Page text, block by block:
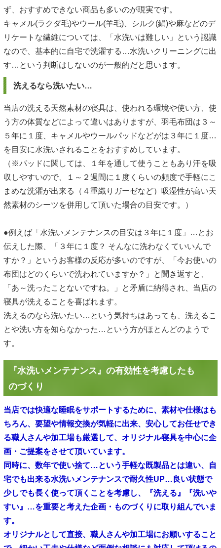
ず、おすすめできない商品も多いのが現実です。
キャメル(ラクダ毛)やウール(羊毛)、シルク(絹)や麻などのデ
リケートな繊維については、「水洗いは難しい」という認識
なので、基本的に自宅で洗濯する…水洗いクリーニングに出
す…という判断はしないのが一般的だと思います。
洗えるなら洗いたい…
当店の洗える天然素材の寝具は、使われる環境や使い方、使
う方の体質などによって違いはありますが、羽毛布団は３～
５年に１度、キャメルやウールパッドなどがは３年に１度…
を目安に水洗いされることをおすすめしています。
（※パッドに関しては、１年を通して使うこともあり汗を吸
収しやすいので、１～２週間に１度くらいの頻度で手軽にこ
まめな洗濯が出来る（４重織りガーゼなど）吸湿性が高い天
然素材のシーツを併用して頂いた場合の目安です。）
●例えば「水洗いメンテナンスの目安は３年に１度」…とお
伝えした際、「３年に１度？ そんなに洗わなくていいんで
すか？」というお客様の反応が多いのですが、「今お使いの
布団はどのくらいで洗われていますか？」と聞き返すと、
「あ～洗ったことないですね。」と矛盾に納得され、当店の
寝具が洗えることを喜ばれます。
洗えるのなら洗いたい…という気持ちはあっても、洗えるこ
とや洗い方を知らなかった…という方がほとんどのようで
す。
『水洗いメンテナンス』の有効性を考慮したも
のづくり
当店では快適な睡眠をサポートするために、素材や仕様はも
ちろん、要望や情報交換が気軽に出来、安心してお任せでき
る職人さんや加工場も厳選して、オリジナル寝具を中心に企
画・ご提案をさせて頂いています。
同時に、数年で使い捨て…という手軽な既製品とは違い、自
宅でも出来る水洗いメンテナンスで耐久性UP…良い状態で
少しでも長く使って頂くことを考慮し、『洗える』『洗いや
すい』…を重要と考えた企画・ものづくりに取り組んでいま
す。
オリジナルとして直接、職人さんや加工場にお願いすること